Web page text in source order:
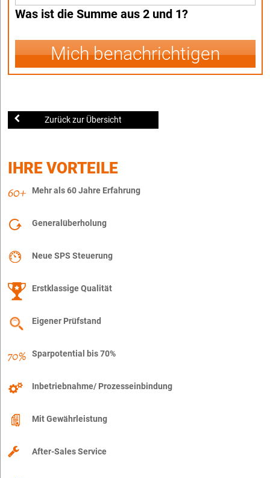
Was ist die Summe aus 2 und 1?
Mich benachrichtigen
Zurück zur Übersicht
IHRE VORTEILE
Mehr als 60 Jahre Erfahrung
Generalüberholung
Neue SPS Steuerung
Erstklassige Qualität
Eigener Prüfstand
Sparpotential bis 70%
Inbetriebnahme/ Prozesseinbindung
Mit Gewährleistung
After-Sales Service